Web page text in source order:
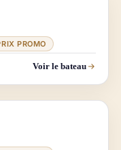
PROMO
Voir le bateau